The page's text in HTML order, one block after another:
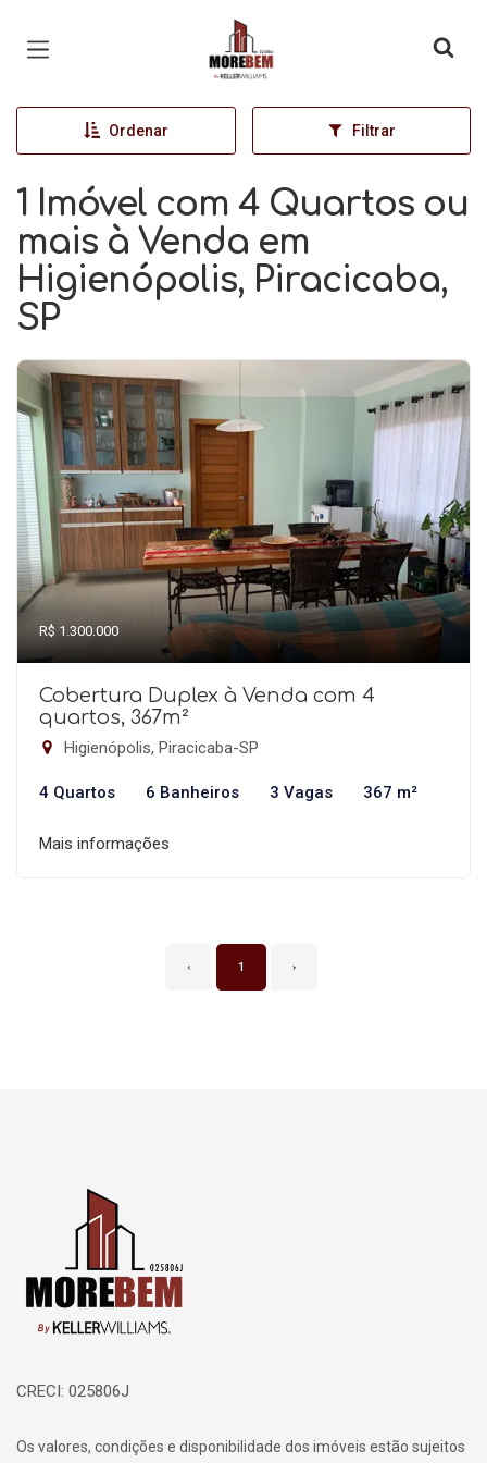
Página inicial
Ordenar Filtrar
1 Imóvel com 4 Quartos ou
mais à Venda em
Higienópolis, Piracicaba,
SP
R$ 1.300.000
Cobertura Duplex à Venda com 4
quartos, 367m²
Higienópolis, Piracicaba-SP
4 Quartos 6 Banheiros 3 Vagas 367 m²
Mais informações
‹ 1 ›
Página inicial
CRECI: 025806J
Os valores, condições e disponibilidade dos imóveis estão sujeitos